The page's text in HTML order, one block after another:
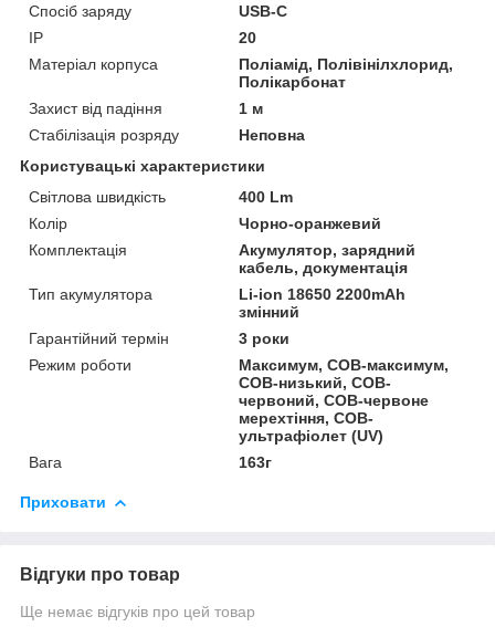
Спосіб заряду
USB-C
IP
20
Матеріал корпуса
Поліамід, Полівінілхлорид,
Полікарбонат
Захист від падіння
1 м
Стабілізація розряду
Неповна
Користувацькі характеристики
Світлова швидкість
400 Lm
Колір
Чорно-оранжевий
Комплектація
Акумулятор, зарядний
кабель, документація
Тип акумулятора
Li-ion 18650 2200mAh
змінний
Гарантійний термін
3 роки
Режим роботи
Максимум, COB-максимум,
COB-низький, COB-
червоний, COB-червоне
мерехтіння, COB-
ультрафіолет (UV)
Вага
163г
Приховати
Відгуки про товар
Ще немає відгуків про цей товар